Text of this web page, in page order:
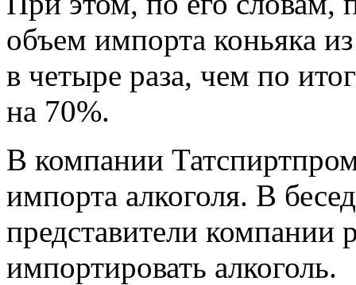
объем импорта коньяка
в четыре раза, чем по
на 70%.
В компании
импорта алкоголя. В
представители компании
импортировать алкоголь.